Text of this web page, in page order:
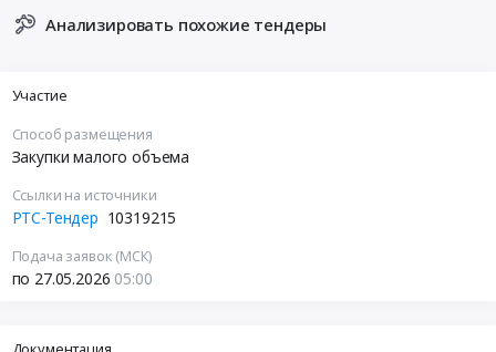
Анализировать похожие тендеры
Участие
Способ размещения
Закупки малого объема
Ссылки на источники
РТС-Тендер 10319215
Подача заявок (МСК)
по 27.05.2026 05:00